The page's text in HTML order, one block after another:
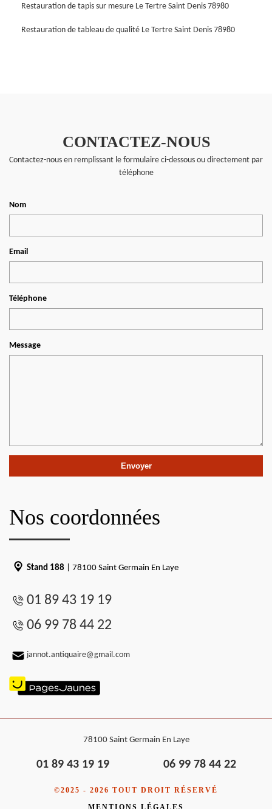
Restauration de tapis sur mesure Le Tertre Saint Denis 78980
Restauration de tableau de qualité Le Tertre Saint Denis 78980
CONTACTEZ-NOUS
Contactez-nous en remplissant le formulaire ci-dessous ou directement par
téléphone
Nom
Email
Téléphone
Message
Nos coordonnées
Stand 188 | 78100 Saint Germain En Laye
01 89 43 19 19
06 99 78 44 22
jannot.antiquaire@gmail.com
78100 Saint Germain En Laye
01 89 43 19 19 06 99 78 44 22
©2025 - 2026 TOUT DROIT RÉSERVÉ
MENTIONS LÉGALES